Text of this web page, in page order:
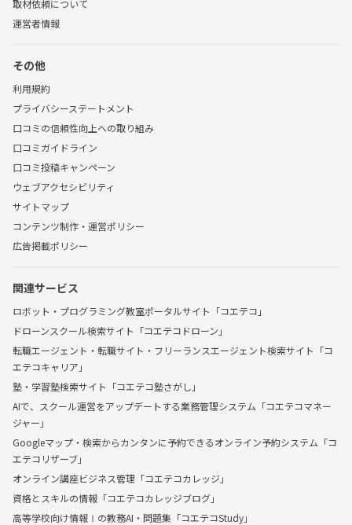
取材依頼について
運営者情報
その他
利用規約
プライバシーステートメント
口コミの信頼性向上への取り組み
口コミガイドライン
口コミ投稿キャンペーン
ウェブアクセシビリティ
サイトマップ
コンテンツ制作・運営ポリシー
広告掲載ポリシー
関連サービス
ロボット・プログラミング教室ポータルサイト「コエテコ」
ドローンスクール検索サイト「コエテコドローン」
転職エージェント・転職サイト・フリーランスエージェント検索サイト「コ
エテコキャリア」
塾・学習塾検索サイト「コエテコ塾さがし」
AIで、スクール運営をアップデートする業務管理システム「コエテコマネー
ジャー」
Googleマップ・検索からカンタンに予約できるオンライン予約システム「コ
エテコリザーブ」
オンライン講座ビジネス管理「コエテコカレッジ」
資格とスキルの情報「コエテコカレッジブログ」
高等学校向け情報Ⅰの教務AI・問題集「コエテコStudy」